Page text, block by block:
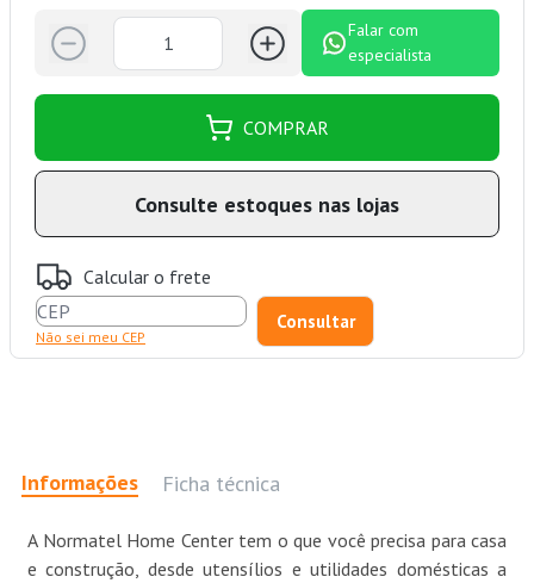
Falar com
especialista
COMPRAR
Consulte estoques nas lojas
Calcular o frete
Não sei meu CEP
Informações Ficha técnica
A Normatel Home Center tem o que você precisa para casa
e construção, desde utensílios e utilidades domésticas a